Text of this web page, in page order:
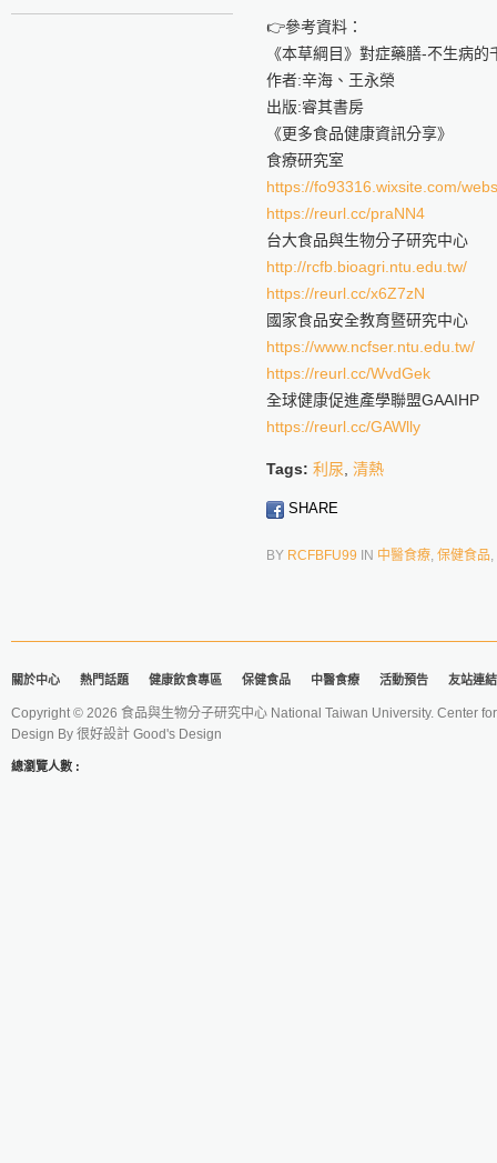
👉參考資料：
《本草綱目》對症藥膳-不生病的
作者:辛海、王永榮
出版:睿其書房
《更多食品健康資訊分享》
食療研究室
https://fo93316.wixsite.com/
https://reurl.cc/praNN4
台大食品與生物分子研究中心
http://rcfb.bioagri.ntu.edu.tw/
https://reurl.cc/x6Z7zN
國家食品安全教育暨研究中心
https://www.ncfser.ntu.edu.tw/
https://reurl.cc/WvdGek
全球健康促進產學聯盟GAAIHP
https://reurl.cc/GAWlly
Tags: 利尿 清熱
SHARE
BY RCFBFU99 IN 中醫食療, 保健食品,
關於中心 熱門話題 健康飲食專區 保健食品 中醫食療 活動預告 友站連結
Copyright © 2026 食品與生物分子研究中心 National Taiwan University. Center
Design By 很好設計 Good's Design
總瀏覽人數 :